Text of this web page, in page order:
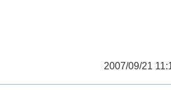
2007/09/21